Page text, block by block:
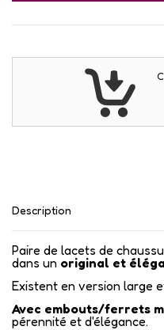
Description
Paire de lacets de
dans un original et
Existent en version large
Avec embouts/ferrets
pérennité et d'élégance.